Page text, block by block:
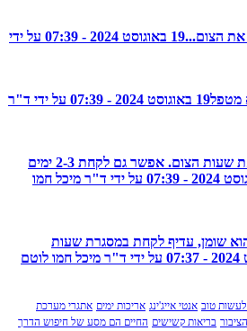
19 באוגוסט 2024 - 07:39 על ידי
19 באוגוסט 2024 - 07:39 על ידי ד"ר
ניתן לשנות את שעות הצום. אפשר גם לקחת 2-3 ימים
19 באוגוסט 2024 - 07:39 על ידי ד"ר מיכל חמו
3 הוא שומן, עדיף לקחת במסגרת שעות
אנטי אייג'ינג אריכות ימים אתגרי מערכת
בריאות קשישים החיים הם מסע של חיפוש הדרך